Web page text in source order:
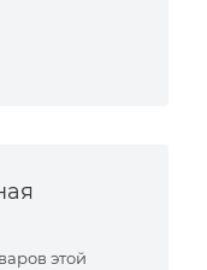
этой